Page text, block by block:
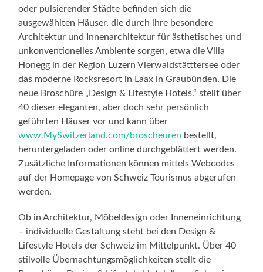
oder pulsierender Städte befinden sich die
ausgewählten Häuser, die durch ihre besondere
Architektur und Innenarchitektur für ästhetisches und
unkonventionelles Ambiente sorgen, etwa die Villa
Honegg in der Region Luzern Vierwaldstätttersee oder
das moderne Rocksresort in Laax in Graubünden. Die
neue Broschüre „Design & Lifestyle Hotels.“ stellt über
40 dieser eleganten, aber doch sehr persönlich
geführten Häuser vor und kann über
www.MySwitzerland.com/broscheuren bestellt,
heruntergeladen oder online durchgeblättert werden.
Zusätzliche Informationen können mittels Webcodes
auf der Homepage von Schweiz Tourismus abgerufen
werden.
Ob in Architektur, Möbeldesign oder Inneneinrichtung
– individuelle Gestaltung steht bei den Design &
Lifestyle Hotels der Schweiz im Mittelpunkt. Über 40
stilvolle Übernachtungsmöglichkeiten stellt die